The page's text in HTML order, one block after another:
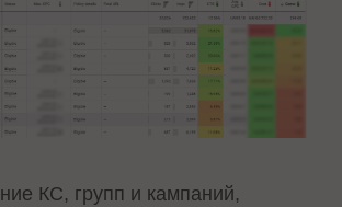
КС, групп и кампаний,